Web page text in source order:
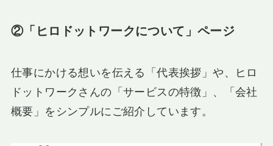
②「ヒロドットワークについて」ページ
仕事にかける想いを伝える「代表挨拶」や、ヒロ
ドットワークさんの「サービスの特徴」、「会社
概要」をシンプルにご紹介しています。